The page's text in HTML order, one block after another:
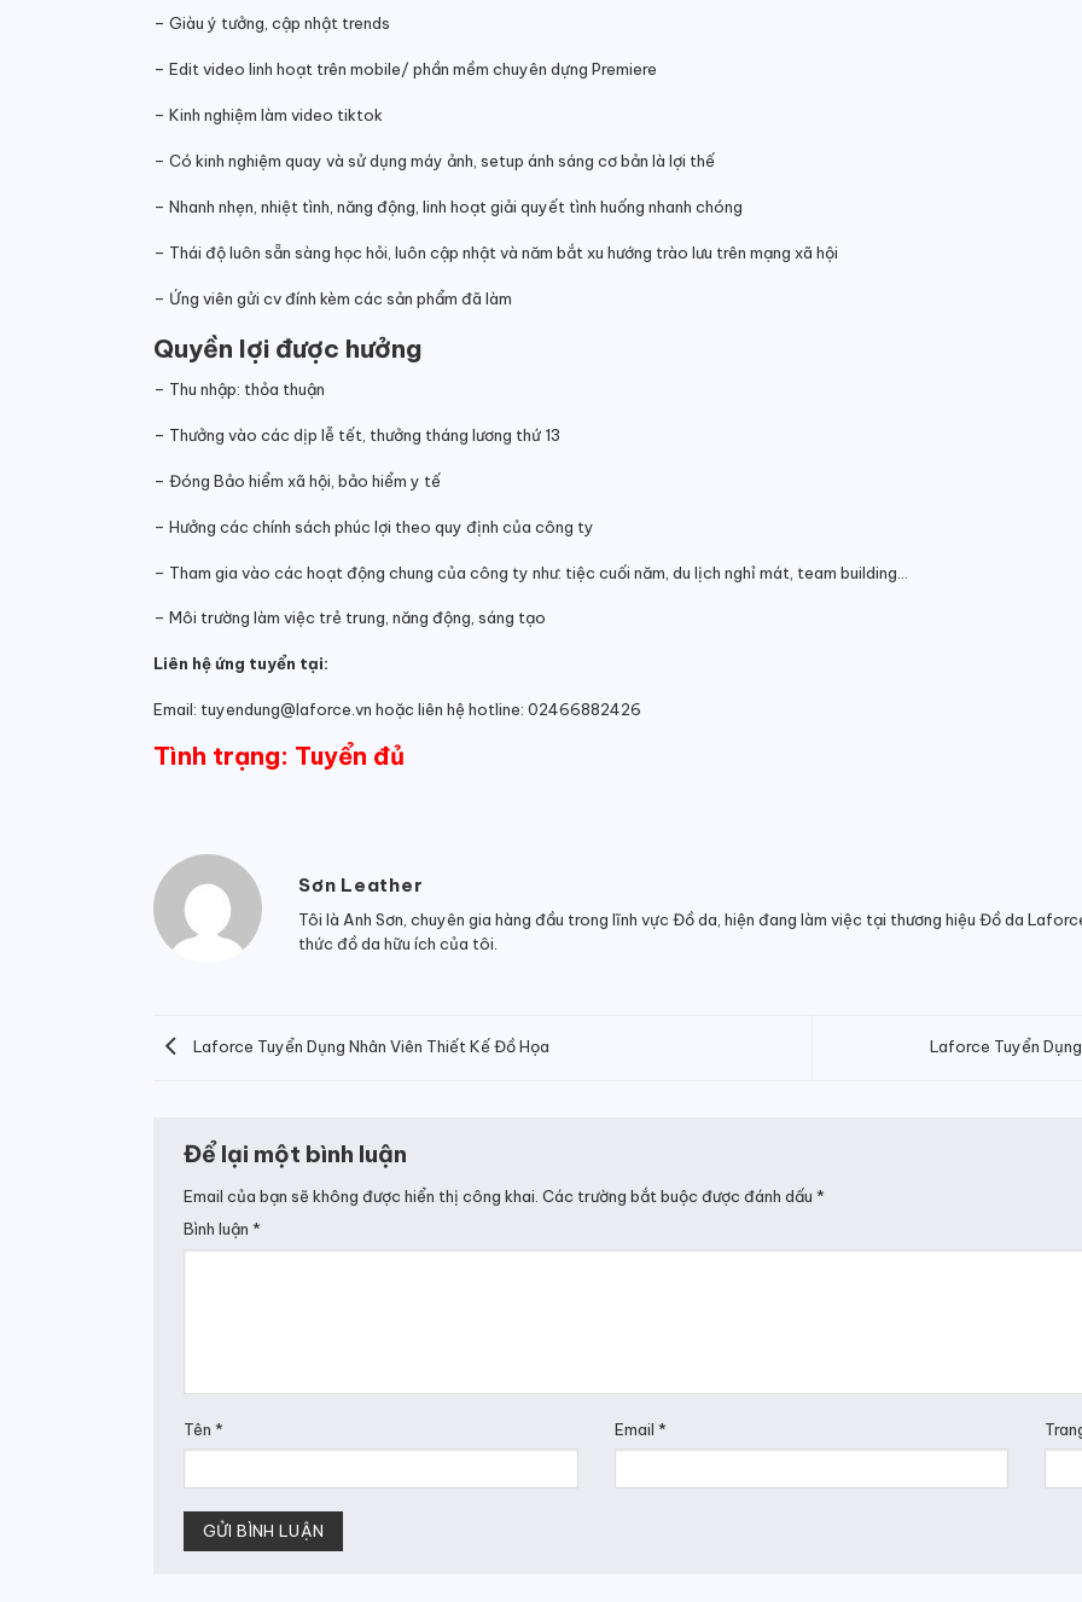
– Giàu ý tưởng, cập nhật trends
– Edit video linh hoạt trên mobile/ phần mềm chuyên dựng Premiere
– Kinh nghiệm làm video tiktok
– Có kinh nghiệm quay và sử dụng máy ảnh, setup ánh sáng cơ bản là lợi thế
– Nhanh nhẹn, nhiệt tình, năng động, linh hoạt giải quyết tình huống nhanh chóng
– Thái độ luôn sẵn sàng học hỏi, luôn cập nhật và năm bắt xu hướng trào lưu trên mạng xã hội
– Ứng viên gửi cv đính kèm các sản phẩm đã làm
Quyền lợi được hưởng
– Thu nhập: thỏa thuận
– Thưởng vào các dịp lễ tết, thưởng tháng lương thứ 13
– Đóng Bảo hiểm xã hội, bảo hiểm y tế
– Hưởng các chính sách phúc lợi theo quy định của công ty
– Tham gia vào các hoạt động chung của công ty như: tiệc cuối năm, du lịch nghỉ mát, team building…
– Môi trường làm việc trẻ trung, năng động, sáng tạo
Liên hệ ứng tuyển tại:
Email: tuyendung@laforce.vn hoặc liên hệ hotline: 02466882426
Tình trạng: Tuyển đủ
Sơn Leather
Tôi là Anh Sơn, chuyên gia hàng đầu trong lĩnh vực Đồ da, hiện đang làm việc tại thương hiệu Đồ da
thức đồ da hữu ích của tôi.
Laforce Tuyển Dụng Nhân Viên Thiết Kế Đồ Họa Laforce Tuyển
Để lại một bình luận
Email của bạn sẽ không được hiển thị công khai. Các trường bắt buộc được đánh dấu *
Bình luận *
Tên * Email *